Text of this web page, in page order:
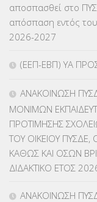
ΚΕΣΥΠ(109)
ΚΠγ – ΚΡΑΤΙΚΟ
ΚΠπ- ΚΡΑΤΙΚΟ
ΛΟΙΠΑ(309)
ΜΑΘΗΤΕΙΑ(275)
ΜΕΤΑΘΕΣΕΙΣ-
αποσπασθεί στο
απόσπαση εντός του
2026-2027
(ΕΕΠ-ΕΒΠ) ΥΑ
ΑΝΑΚΟΙΝΩΣΗ
ΜΟΝΙΜΩΝ
ΠΡΟΤΙΜΗΣΗΣ
ΤΟΥ ΟΙΚΕΙΟΥ
ΚΑΘΩΣ ΚΑΙ ΟΣΩΝ
ΔΙΔΑΚΤΙΚΟ ΕΤΟΣ
ΑΝΑΚΟΙΝΩΣΗ